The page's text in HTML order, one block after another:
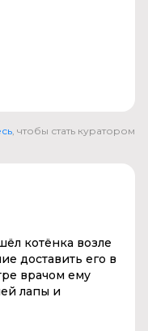
, чтобы стать куратором
котёнка возле
доставить его в
врачом ему
лапы и